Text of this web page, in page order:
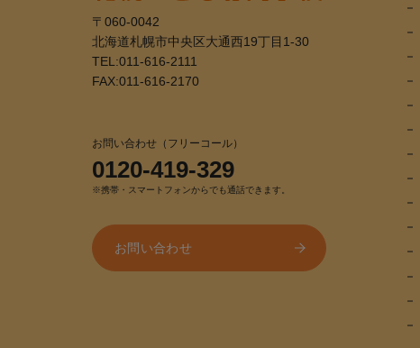
〒060-0042
北海道札幌市中央区大通西19丁目1-30
TEL:011-616-2111
FAX:011-616-2170
お問い合わせ（フリーコール）
0120-419-329
※携帯・スマートフォンからでも通話できます。
お問い合わせ